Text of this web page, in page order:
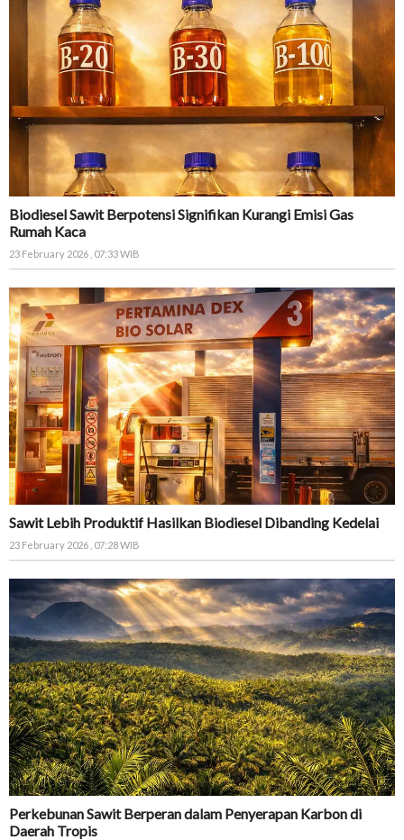
Biodiesel Sawit Berpotensi Signifikan Kurangi Emisi Gas
Rumah Kaca
23 February 2026 , 07:33 WIB
Sawit Lebih Produktif Hasilkan Biodiesel Dibanding Kedelai
23 February 2026 , 07:28 WIB
Perkebunan Sawit Berperan dalam Penyerapan Karbon di
Daerah Tropis